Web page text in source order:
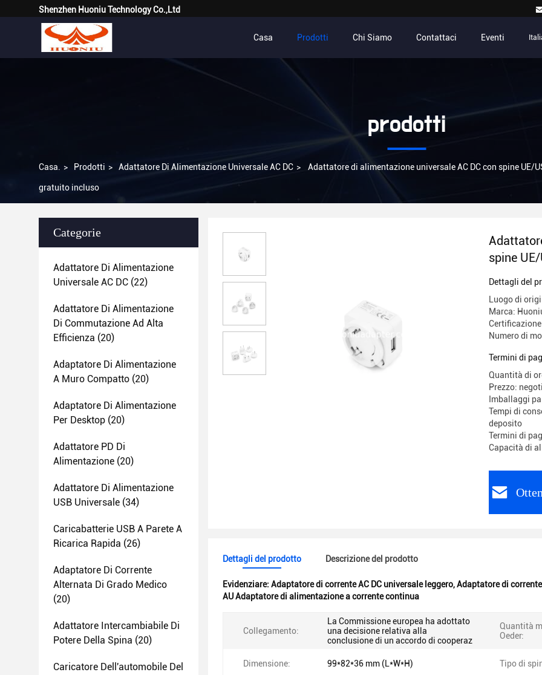
Shenzhen Huoniu Technology Co.,Ltd
Casa Prodotti Chi Siamo Contattaci Eventi
prodotti
Casa. > Prodotti > Adattatore Di Alimentazione Universale AC DC > Adattatore di alimentazione universale AC DC con spine UE/
gratuito incluso
Categorie
Adattatore Di Alimentazione
Universale AC DC (22)
Adattatore Di Alimentazione
Di Commutazione Ad Alta
Efficienza (20)
Adaptatore Di Alimentazione
A Muro Compatto (20)
Adaptatore Di Alimentazione
Per Desktop (20)
Adattatore PD Di
Alimentazione (20)
Adattatore Di Alimentazione
USB Universale (34)
Caricabatterie USB A Parete A
Ricarica Rapida (26)
Adaptatore Di Corrente
Alternata Di Grado Medico
(20)
Adattatore Intercambiabile Di
Potere Della Spina (20)
Caricatore Dell'automobile Del
spine
libbre
Dettagli del
Luogo di
Marca:
Certificazione:
Numero di
Termini di
Quantità di
Prezzo:
Imballaggi
Tempi di
deposito
Termini di
Capacità di
Dettagli del prodotto Descrizione del prodotto
Evidenziare: Adaptatore di corrente AC DC universale leggero,Adaptatore di
AU Adaptatore di alimentazione a corrente continua
Collegamento:
La Commissione europea ha adottato
una decisione relativa alla
conclusione di un accordo di cooperaz
Quantità
Oeder:
Dimensione: 99*82*36 mm (L*W*H) Tipo di